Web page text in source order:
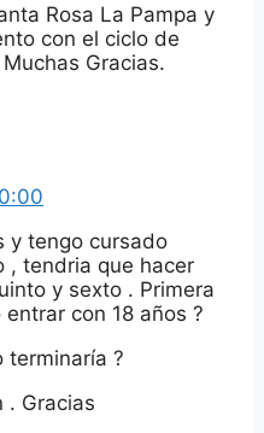
Rosa La Pampa y
con el ciclo de
Gracias.
y tengo cursado
, tendria que hacer
y sexto . Primera
con 18 años ?
terminaría ?
. Gracias